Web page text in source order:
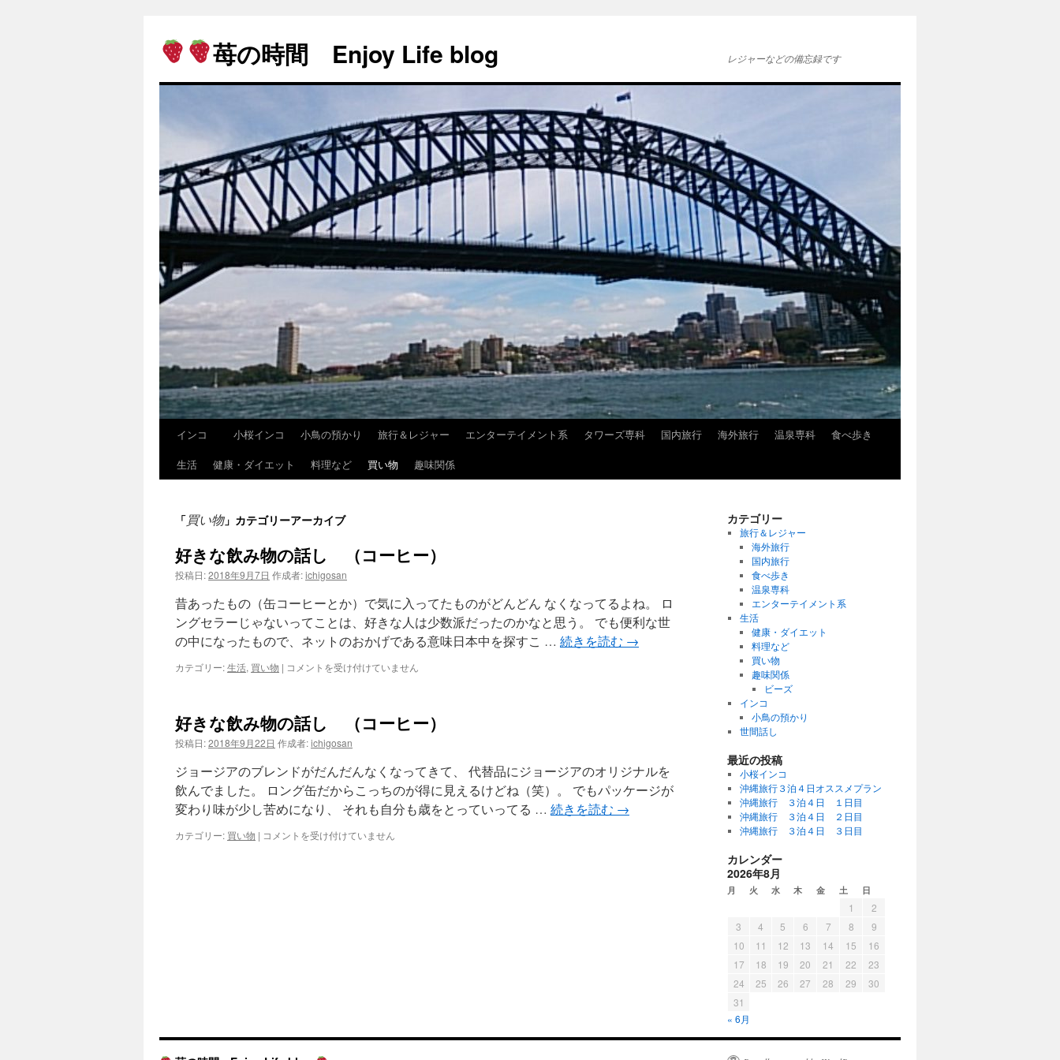
苺の時間 Enjoy Life blog レジャーなどの備忘録です
ツ
キ
インコ 小桜インコ 小鳥の預かり 旅行＆レジャー エンターテイメント系 タワーズ専科 国内旅行 海外旅行 温泉専科
食べ歩き
生活
健康・ダイエット 料理など 買い物 趣味関係
「買い物」カテゴリーアーカイブ
好きな飲み物の話し （コーヒー）
投稿日:2018年9月7日 作成者:ichigosan
昔あったもの（缶コーヒーとか）で気に入ってたものがどんどん なくなってるよね。 ロ
ングセラーじゃないってことは、好きな人は少数派だったのかなと思う。 でも便利な世
の中になったもので、ネットのおかげである意味日本中を探すこ … 続きを読む →
カテゴリー:生活, 買い物 | 好
み
物
の
話
し
（コ
ー
ー）
コメントを受け付けていません
好きな飲み物の話し （コーヒー）
投稿日:2018年9月22日 作成者:ichigosan
ジョージアのブレンドがだんだんなくなってきて、 代替品にジョージアのオリジナルを
飲んでました。 ロング缶だからこっちのが得に見えるけどね（笑）。 でもパッケージが
変わり味が少し苦めになり、 それも自分も歳をとっていってる … 続きを読む →
カテゴリー: 買い物 | 好
コメントを受け付けていません
カテゴリー
旅行＆レジャー
海外旅行
国内旅行
食べ歩き
温泉専科
エンターテイメント系
生活
健康・ダイエット
料理など
買い物
趣味関係
ビーズ
インコ
小鳥の預かり
世間話し
最近の投稿
小桜インコ
沖縄旅行３泊４日オススメプラン
沖縄旅行 ３泊４日 １日目
沖縄旅行 ３泊４日 ２日目
沖縄旅行 ３泊４日 ３日目
カレンダー
2026年8月
月 火 水 木 金 土 日
1
2
3
4 5 6 7 8
9
10
11 12 13 14 15
16
17
18 19 20 21 22
23
24
25 26 27 28 29
30
31
« 6月